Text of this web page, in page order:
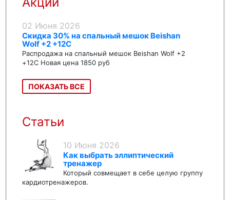
02 Июня 2026
Скидка 30% на спальный мешок Beishan
Wolf +2 +12C
Распродажа на спальный мешок Beishan Wolf +2
+12C Новая цена 1850 руб
ПОКАЗАТЬ ВСЕ
Статьи
10 Июня 2026
Как выбрать эллиптический
тренажер
Который совмещает в себе целую группу
кардиотренажеров.